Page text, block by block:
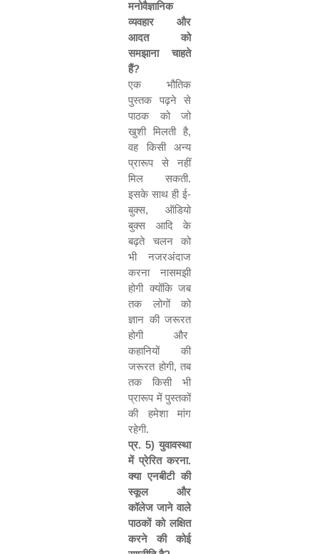
मनोवैज्ञानिक
व्यवहार और
आदत को
समझाना चाहते
हैं?
एक भौतिक
पुस्तक पढ़ने से
पाठक को जो
खुशी मिलती है,
वह किसी अन्य
प्रारूप से नहीं
मिल सकती.
इसके साथ ही ई-
बुक्स, ऑडियो
बुक्स आदि के
बढ़ते चलन को
भी नजरअंदाज
करना नासमझी
होगी क्योंकि जब
तक लोगों को
ज्ञान की जरूरत
होगी और
कहानियों की
जरूरत होगी, तब
तक किसी भी
प्रारूप में पुस्तकों
की हमेशा मांग
रहेगी.
प्र. 5) युवावस्था
में प्रेरित करना.
क्या एनबीटी की
स्कूल और
कॉलेज जाने वाले
पाठकों को लक्षित
करने की कोई